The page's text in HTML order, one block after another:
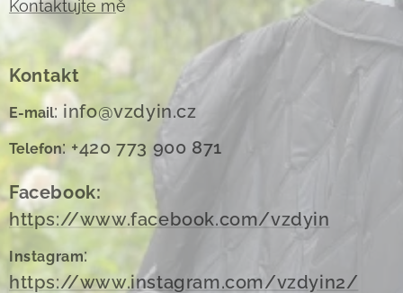
Kontaktujte mě
Kontakt
E-mail: info@vzdyin.cz
Telefon: +420 773 900 871
Facebook:
https://www.facebook.com/vzdyin
Instagram:
https://www.instagram.com/vzdyin2/